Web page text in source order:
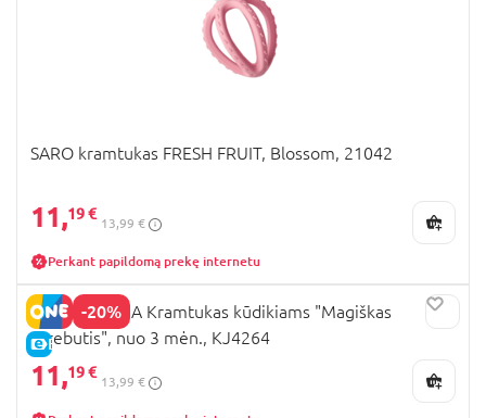
SARO kramtukas FRESH FRUIT, Blossom, 21042
11,19 €
13,99 €
Perkant papildomą prekę internetu
-20%
E-KAINA
EDISONMAMA Kramtukas kūdikiams "Magiškas
skrebutis", nuo 3 mėn., KJ4264
11,19 €
13,99 €